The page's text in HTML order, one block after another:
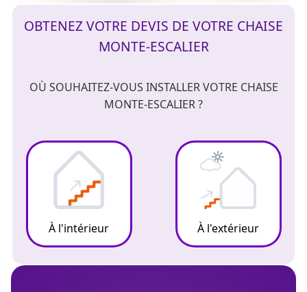
OBTENEZ VOTRE DEVIS DE VOTRE CHAISE
MONTE-ESCALIER
OÙ SOUHAITEZ-VOUS INSTALLER VOTRE CHAISE
MONTE-ESCALIER ?
À l'intérieur À l'extérieur